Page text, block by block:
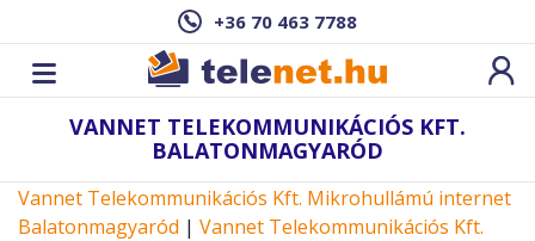
+36 70 463 7788
VANNET TELEKOMMUNIKÁCIÓS KFT.
BALATONMAGYARÓD
Vannet Telekommunikációs Kft. Mikrohullámú internet
Balatonmagyaród | Vannet Telekommunikációs Kft.